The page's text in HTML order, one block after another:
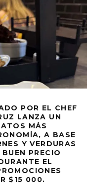
POR EL CHEF
LANZA UN
MÁS
A BASE
Y VERDURAS
PRECIO
EL
$15 000.